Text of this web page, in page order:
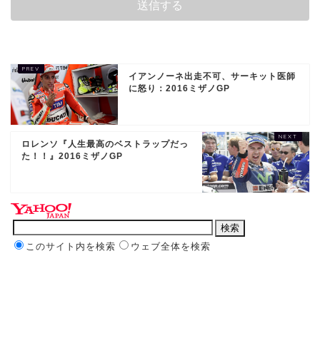
イアンノーネ出走不可、サーキット医師
に怒り：2016ミザノGP
ロレンソ『人生最高のベストラップだっ
た！！』2016ミザノGP
このサイト内を検索 ウェブ全体を検索